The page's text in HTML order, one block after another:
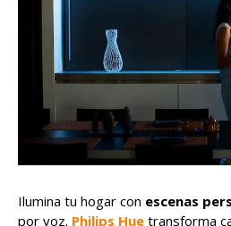
Ilumina tu hogar con escenas
por voz. Philips Hue transforma